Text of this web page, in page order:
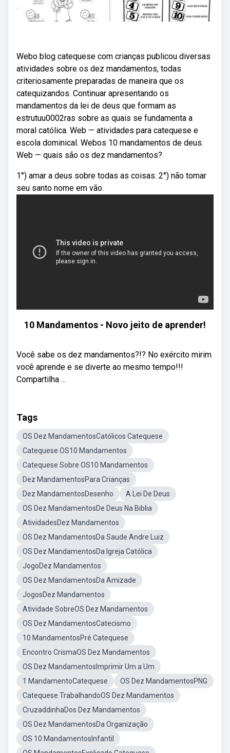
Webo blog catequese com crianças publicou diversas
atividades sobre os dez mandamentos, todas
criteriosamente preparadas de maneira que os
catequizandos. Continuar apresentando os
mandamentos da lei de deus que formam as
estrutuu0002ras sobre as quais se fundamenta a
moral católica. Web — atividades para catequese e
escola dominical. Webos 10 mandamentos de deus.
Web — quais são os dez mandamentos?
1°) amar a deus sobre todas as coisas. 2°) não tomar
seu santo nome em vão.
10 Mandamentos - Novo jeito de aprender!
Você sabe os dez mandamentos?!? No exército mirim
você aprende e se diverte ao mesmo tempo!!!
Compartilha ...
Tags
OS Dez MandamentosCatólicos Catequese
Catequese OS10 Mandamentos
Catequese Sobre OS10 Mandamentos
Dez MandamentosPara Crianças
Dez MandamentosDesenho
A Lei De Deus
OS Dez MandamentosDe Deus Na Biblia
AtividadesDez Mandamentos
OS Dez MandamentosDa Saude Andre Luiz
OS Dez MandamentosDa Igreja Católica
JogoDez Mandamentos
OS Dez MandamentosDa Amizade
JogosDez Mandamentos
Atividade SobreOS Dez Mandamentos
OS Dez MandamentosCatecismo
10 MandamentosPré Catequese
Encontro CrismaOS Dez Mandamentos
OS Dez MandamentosImprimir Um a Um
1 MandamentoCatequese
OS Dez MandamentosPNG
Catequese TrabalhandoOS Dez Mandamentos
CruzaddinhaDos Dez Mandamentos
OS Dez MandamentosDa Organização
OS 10 MandamentosInfantil